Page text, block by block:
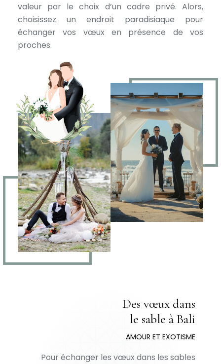
valeur par le choix d’un cadre privé. Alors,
choisissez un endroit paradisiaque pour
échanger vos vœux en présence de vos
proches.
Des vœux dans
le sable à Bali
AMOUR ET EXOTISME
Pour échanger les vœux dans les sables